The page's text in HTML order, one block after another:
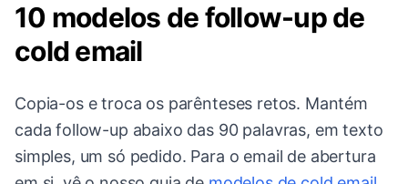
10 modelos de follow-up de
cold email
Copia-os e troca os parênteses retos. Mantém
cada follow-up abaixo das 90 palavras, em texto
simples, um só pedido. Para o email de abertura